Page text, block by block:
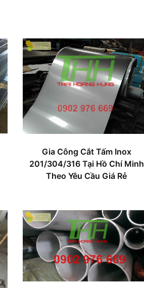
Gia Công Cắt Tấm Inox
201/304/316 Tại Hồ Chí Minh
Theo Yêu Cầu Giá Rẻ